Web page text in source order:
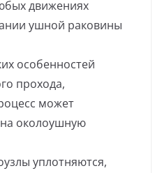
движениях
ушной раковины
особенностей
прохода,
может
околоушную
уплотняются,